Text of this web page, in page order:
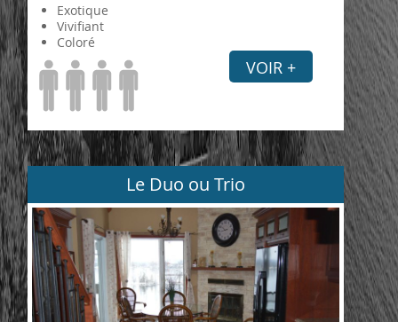
Exotique
Vivifiant
Coloré
VOIR +
Le Duo ou Trio